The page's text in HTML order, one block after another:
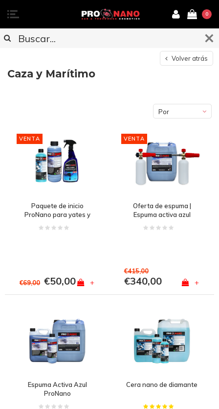
0
Volver atrás
Caza y Marítimo
Por
VENTA
Paquete de inicio
ProNano para yates y
€69,00 €50,00 +
VENTA
Oferta de espuma |
Espuma activa azul
€415,00
€340,00 +
Espuma Activa Azul
ProNano
Cera nano de diamante